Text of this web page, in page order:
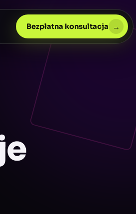
Bezpłatna konsultacja →